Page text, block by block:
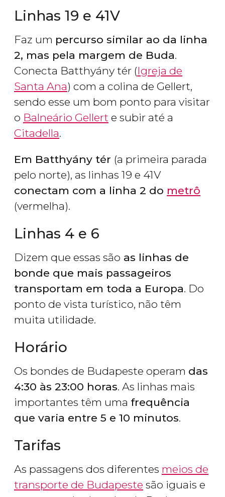
Linhas 19 e 41V
Faz um percurso similar ao da linha
2, mas pela margem de Buda.
Conecta Batthyány tér (Igreja de
Santa Ana) com a colina de Gellert,
sendo esse um bom ponto para visitar
o Balneário Gellert e subir até a
Citadella.
Em Batthyány tér (a primeira parada
pelo norte), as linhas 19 e 41V
conectam com a linha 2 do metrô
(vermelha).
Linhas 4 e 6
Dizem que essas são as linhas de
bonde que mais passageiros
transportam em toda a Europa. Do
ponto de vista turístico, não têm
muita utilidade.
Horário
Os bondes de Budapeste operam das
4:30 às 23:00 horas. As linhas mais
importantes têm uma frequência
que varia entre 5 e 10 minutos.
Tarifas
As passagens dos diferentes meios de
transporte de Budapeste são iguais e